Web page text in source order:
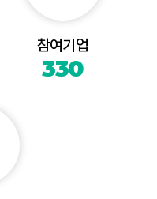
참여기업
330